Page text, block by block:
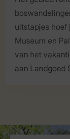
uitstapjes
Museum en
van het
aan Landgoed